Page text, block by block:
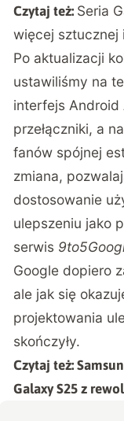
Czytaj też: Seria
więcej sztucznej
Po aktualizacji
ustawiliśmy na
interfejs Android
przełączniki, a
fanów spójnej
zmiana,
dostosowanie
ulepszeniu jako
serwis
Google dopiero
ale jak się
projektowania
skończyły.
Czytaj też:
Galaxy S25 z